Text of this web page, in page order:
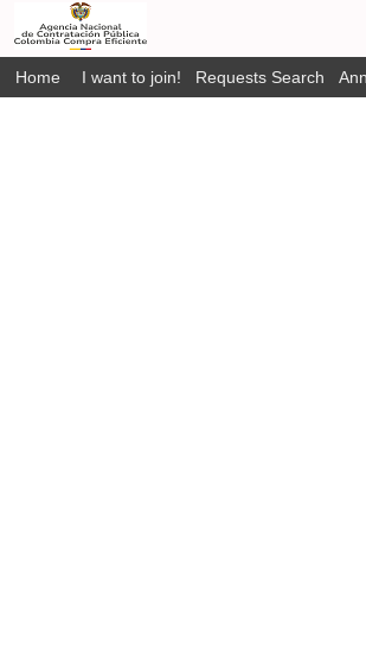
Home I want to join! Requests Search